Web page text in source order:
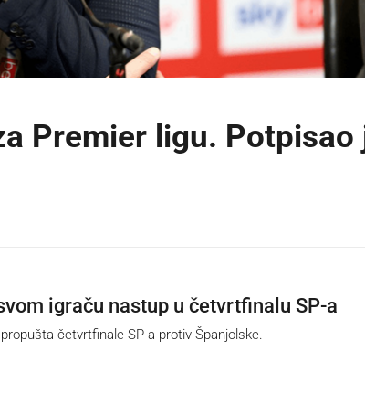
Premier ligu. Potpisao
igraču nastup u četvrtfinalu SP-a
četvrtfinale SP-a protiv Španjolske.